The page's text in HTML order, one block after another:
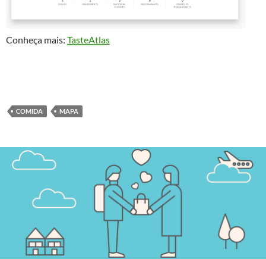
Conheça mais: TasteAtlas
COMIDA MAPA